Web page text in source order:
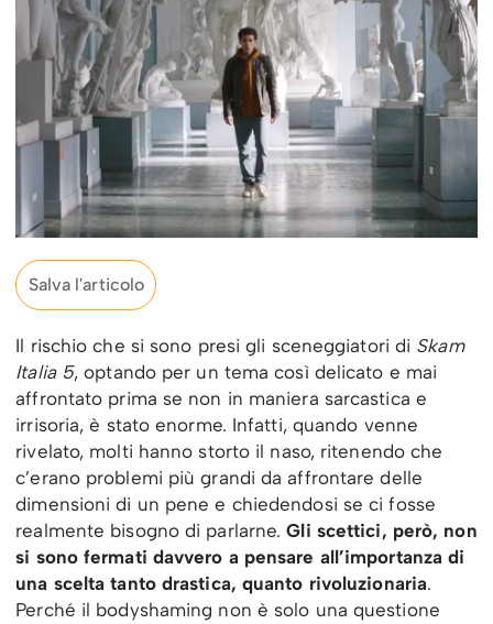
Salva l'articolo
Il rischio che si sono presi gli sceneggiatori di Skam
Italia 5, optando per un tema così delicato e mai
affrontato prima se non in maniera sarcastica e
irrisoria, è stato enorme. Infatti, quando venne
rivelato, molti hanno storto il naso, ritenendo che
c’erano problemi più grandi da affrontare delle
dimensioni di un pene e chiedendosi se ci fosse
realmente bisogno di parlarne.Gli scettici, però, non
si sono fermati davvero a pensare all’importanza di
una scelta tanto drastica, quanto rivoluzionaria.
Perché il bodyshaming non è solo una questione